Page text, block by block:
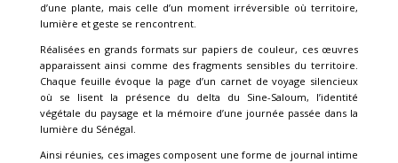
d’une plante, mais celle d’un moment irréversible où territoire,
lumière et geste se rencontrent.
Réalisées en grands formats sur papiers de couleur, ces œuvres
apparaissent ainsi comme des fragments sensibles du territoire.
Chaque feuille évoque la page d’un carnet de voyage silencieux
où se lisent la présence du delta du Sine-Saloum, l’identité
végétale du paysage et la mémoire d’une journée passée dans la
lumière du Sénégal.
Ainsi réunies, ces images composent une forme de journal intime